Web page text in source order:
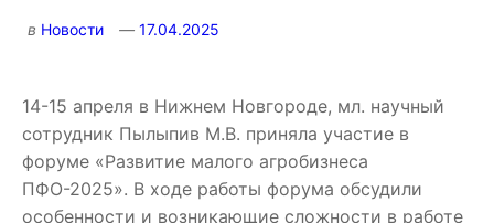
в Новости 17.04.2025
14-15 апреля в Нижнем Новгороде, мл. научный
сотрудник Пылыпив М.В. приняла участие в
форуме «Развитие малого агробизнеса
ПФО-2025». В ходе работы форума обсудили
особенности и возникающие сложности в работе